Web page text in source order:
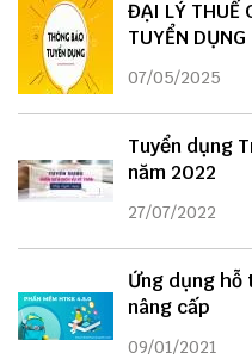
ĐẠI LÝ THUẾ
TUYỂN DỤNG
07/05/2025
Tuyển dụng
năm 2022
27/07/2022
Ứng dụng hỗ
nâng cấp
09/01/2021